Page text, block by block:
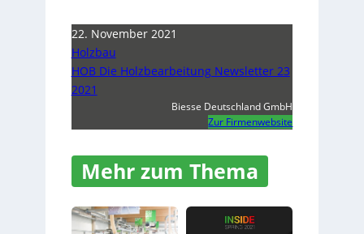
22. November 2021
Holzbau
HOB Die Holzbearbeitung Newsletter 23
2021
Biesse Deutschland GmbH
Zur Firmenwebsite
Mehr zum Thema